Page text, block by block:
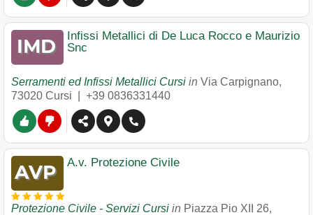
Infissi Metallici di De Luca Rocco e Maurizio
Snc
Serramenti ed Infissi Metallici Cursi in Via Carpignano,
73020 Cursi +39 0836331440
A.v. Protezione Civile
Protezione Civile - Servizi Cursi in Piazza Pio XII 26,